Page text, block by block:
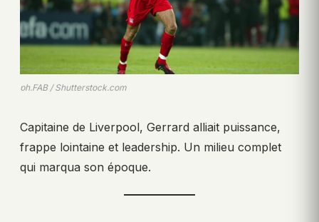
ph.FAB / Shutterstock.com
Capitaine de Liverpool, Gerrard alliait puissance,
frappe lointaine et leadership. Un milieu complet
qui marqua son époque.